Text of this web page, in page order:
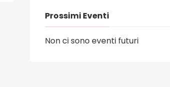
Prossimi Eventi
Non ci sono eventi futuri